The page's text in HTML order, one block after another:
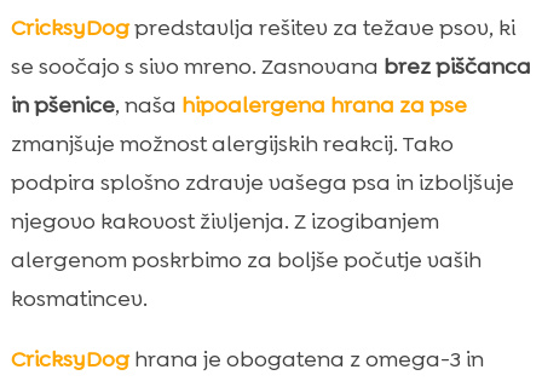
CricksyDogpredstavlja rešitev za težave psov, ki
se soočajo s sivo mreno. Zasnovana brez piščanca
in pšenice, naša hipoalergena hrana za pse
zmanjšuje možnost alergijskih reakcij. Tako
podpira splošno zdravje vašega psa in izboljšuje
njegovo kakovost življenja. Z izogibanjem
alergenom poskrbimo za boljše počutje vaših
kosmatincev.
CricksyDoghrana je obogatena z omega-3 in